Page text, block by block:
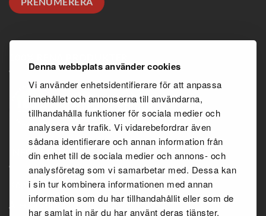
Denna webbplats använder cookies
Vi använder enhetsidentifierare för att anpassa
innehållet och annonserna till användarna,
tillhandahålla funktioner för sociala medier och
analysera vår trafik. Vi vidarebefordrar även
sådana identifierare och annan information från
din enhet till de sociala medier och annons- och
analysföretag som vi samarbetar med. Dessa kan
i sin tur kombinera informationen med annan
information som du har tillhandahållit eller som de
har samlat in när du har använt deras tjänster.
INFORMATION
Köpvillkor
Återförsäljaravtal